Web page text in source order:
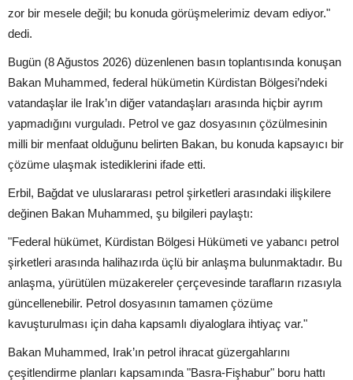
zor bir mesele değil; bu konuda görüşmelerimiz devam ediyor."
dedi.
Bugün (8 Ağustos 2026) düzenlenen basın toplantısında konuşan
Bakan Muhammed, federal hükümetin Kürdistan Bölgesi’ndeki
vatandaşlar ile Irak’ın diğer vatandaşları arasında hiçbir ayrım
yapmadığını vurguladı. Petrol ve gaz dosyasının çözülmesinin
milli bir menfaat olduğunu belirten Bakan, bu konuda kapsayıcı bir
çözüme ulaşmak istediklerini ifade etti.
Erbil, Bağdat ve uluslararası petrol şirketleri arasındaki ilişkilere
değinen Bakan Muhammed, şu bilgileri paylaştı:
"Federal hükümet, Kürdistan Bölgesi Hükümeti ve yabancı petrol
şirketleri arasında halihazırda üçlü bir anlaşma bulunmaktadır. Bu
anlaşma, yürütülen müzakereler çerçevesinde tarafların rızasıyla
güncellenebilir. Petrol dosyasının tamamen çözüme
kavuşturulması için daha kapsamlı diyaloglara ihtiyaç var."
Bakan Muhammed, Irak’ın petrol ihracat güzergahlarını
çeşitlendirme planları kapsamında "Basra-Fişhabur" boru hattı